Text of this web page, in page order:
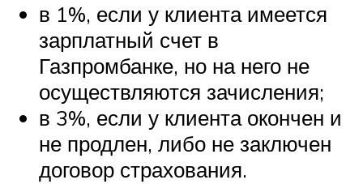
в 1%, если у клиента имеется
зарплатный счет в
Газпромбанке, но на него не
осуществляются зачисления;
в 3%, если у клиента окончен и
не продлен, либо не заключен
договор страхования.